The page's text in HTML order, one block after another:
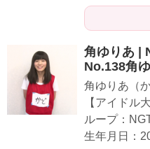
角ゆりあ |
No.138角ゆ
角ゆりあ（
【アイドル
ループ：
生年月日：